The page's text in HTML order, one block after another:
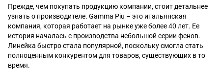
Прежде, чем покупать продукцию компании, стоит детальнее
узнать о производителе. Gamma Piu – это итальянская
компания, которая работает на рынке уже более 40 лет. Ее
история началась с производства небольшой серии фенов.
Линейка быстро стала популярной, поскольку смогла стать
полноценным конкурентом для товаров, существующих в то
время.